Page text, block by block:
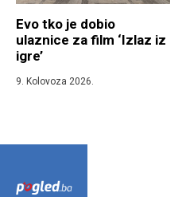
Evo tko je dobio
ulaznice za film ‘Izlaz iz
igre’
9. Kolovoza 2026.